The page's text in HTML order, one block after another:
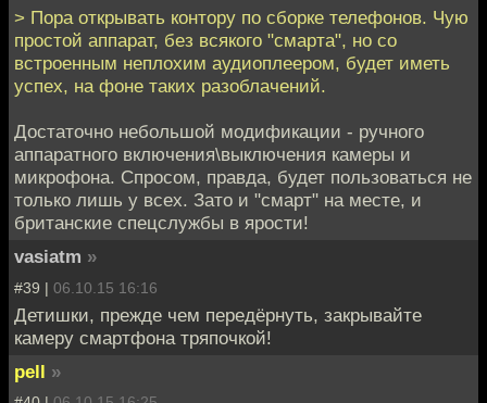
> Пора открывать контору по сборке телефонов. Чую
простой аппарат, без всякого "смарта", но со
встроенным неплохим аудиоплеером, будет иметь
успех, на фоне таких разоблачений.
Достаточно небольшой модификации - ручного
аппаратного включения\выключения камеры и
микрофона. Спросом, правда, будет пользоваться не
только лишь у всех. Зато и "смарт" на месте, и
британские спецслужбы в ярости!
vasiatm »
#39 | 06.10.15 16:16
Детишки, прежде чем передёрнуть, закрывайте
камеру смартфона тряпочкой!
pell »